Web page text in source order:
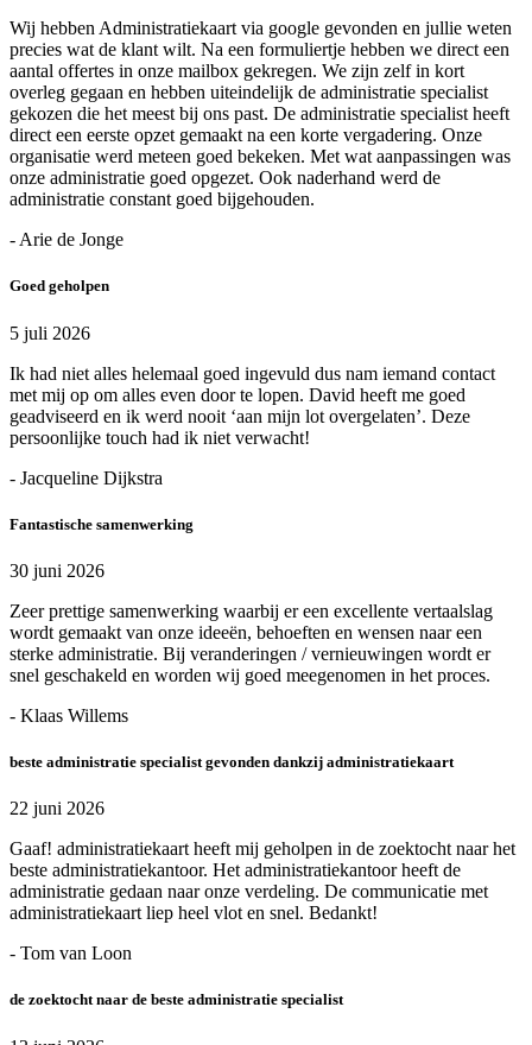
Wij hebben Administratiekaart via google gevonden en jullie weten
precies wat de klant wilt. Na een formuliertje hebben we direct een
aantal offertes in onze mailbox gekregen. We zijn zelf in kort
overleg gegaan en hebben uiteindelijk de administratie specialist
gekozen die het meest bij ons past. De administratie specialist heeft
direct een eerste opzet gemaakt na een korte vergadering. Onze
organisatie werd meteen goed bekeken. Met wat aanpassingen was
onze administratie goed opgezet. Ook naderhand werd de
administratie constant goed bijgehouden.
- Arie de Jonge
Goed geholpen
5 juli 2026
Ik had niet alles helemaal goed ingevuld dus nam iemand contact
met mij op om alles even door te lopen. David heeft me goed
geadviseerd en ik werd nooit ‘aan mijn lot overgelaten’. Deze
persoonlijke touch had ik niet verwacht!
- Jacqueline Dijkstra
Fantastische samenwerking
30 juni 2026
Zeer prettige samenwerking waarbij er een excellente vertaalslag
wordt gemaakt van onze ideeën, behoeften en wensen naar een
sterke administratie. Bij veranderingen / vernieuwingen wordt er
snel geschakeld en worden wij goed meegenomen in het proces.
- Klaas Willems
beste administratie specialist gevonden dankzij administratiekaart
22 juni 2026
Gaaf! administratiekaart heeft mij geholpen in de zoektocht naar het
beste administratiekantoor. Het administratiekantoor heeft de
administratie gedaan naar onze verdeling. De communicatie met
administratiekaart liep heel vlot en snel. Bedankt!
- Tom van Loon
de zoektocht naar de beste administratie specialist